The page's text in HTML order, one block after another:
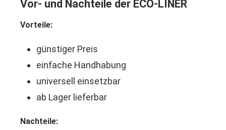
Vor- und Nachteile der ECO-LINER
Vorteile:
günstiger Preis
einfache Handhabung
universell einsetzbar
ab Lager lieferbar
Nachteile: